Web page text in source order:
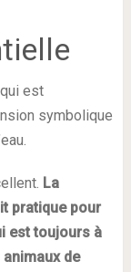
est
symbolique
La
pratique pour
est toujours à
de